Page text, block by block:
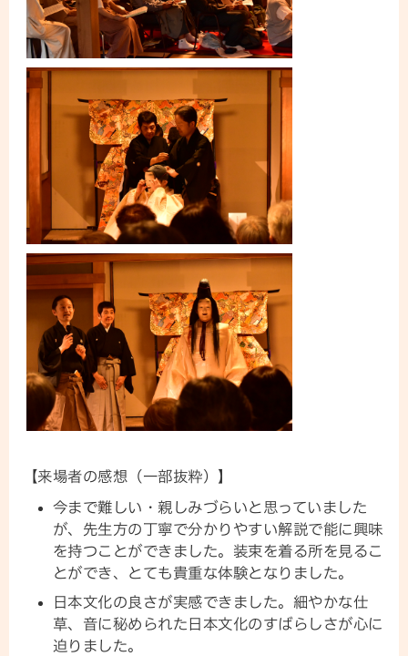
【来場者の感想（一部抜粋）】
今まで難しい・親しみづらいと思っていました
が、先生方の丁寧で分かりやすい解説で能に興味
を持つことができました。装束を着る所を見るこ
とができ、とても貴重な体験となりました。
日本文化の良さが実感できました。細やかな仕
草、音に秘められた日本文化のすばらしさが心に
迫りました。